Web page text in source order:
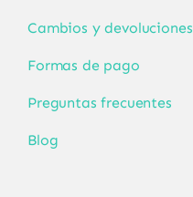
Cambios y devoluciones
Formas de pago
Preguntas frecuentes
Blog